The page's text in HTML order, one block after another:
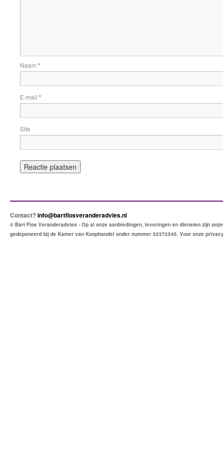
Naam *
E-mail *
Site
Contact?info@bartflosveranderadvies.nl
© Bart Flos Veranderadvies - Op al onze aanbiedingen, leveringen en diensten zijn
gedeponeerd bij de Kamer van Koophandel onder nummer 52372545. Voor onze